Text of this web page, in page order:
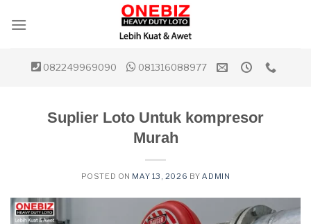
082249969090 081316088977
Suplier Loto Untuk kompresor
Murah
POSTED ON MAY 13, 2026 BYADMIN